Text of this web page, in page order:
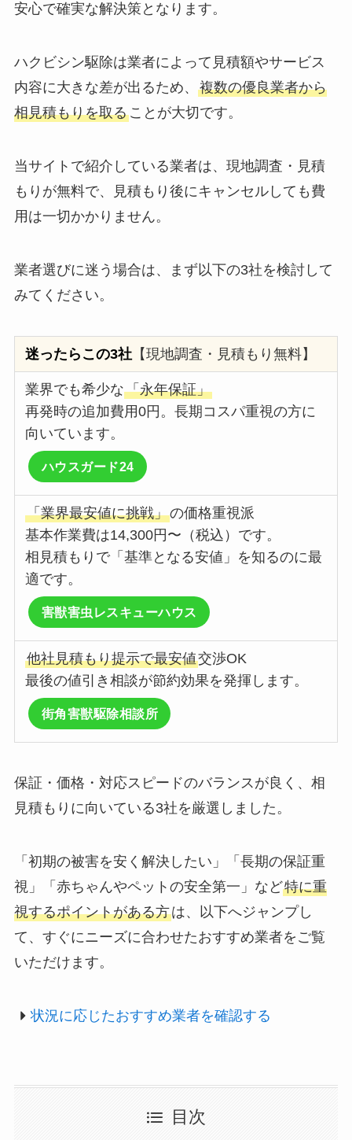
安心で確実な解決策となります。
ハクビシン駆除は業者によって見積額やサービス
内容に大きな差が出るため、 複数の優良業者から
相見積もりを取ることが大切です。
当サイトで紹介している業者は、現地調査・見積
もりが無料で、見積もり後にキャンセルしても費
用は一切かかりません。
業者選びに迷う場合は、まず以下の3社を検討して
みてください。
迷ったらこの3社 【現地調査・見積もり無料】
業界でも希少な「永年保証」
再発時の追加費用0円。長期コスパ重視の方に
向いています。
ハウスガード24
「業界最安値に挑戦」の価格重視派
基本作業費は14,300円〜（税込）です。
相見積もりで「基準となる安値」を知るのに最
適です。
害獣害虫レスキューハウス
他社見積もり提示で最安値交渉OK
最後の値引き相談が節約効果を発揮します。
街角害獣駆除相談所
保証・価格・対応スピードのバランスが良く、相
見積もりに向いている3社を厳選しました。
「初期の被害を安く解決したい」「長期の保証重
視」「赤ちゃんやペットの安全第一」など特に重
視するポイントがある方は、以下へジャンプし
て、すぐにニーズに合わせたおすすめ業者をご覧
いただけます。
状況に応じたおすすめ業者を確認する
目次